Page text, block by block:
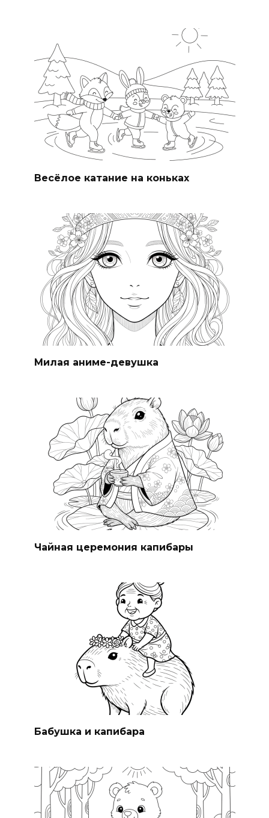
Весёлое катание на коньках
Милая аниме-девушка
Чайная церемония капибары
Бабушка и капибара